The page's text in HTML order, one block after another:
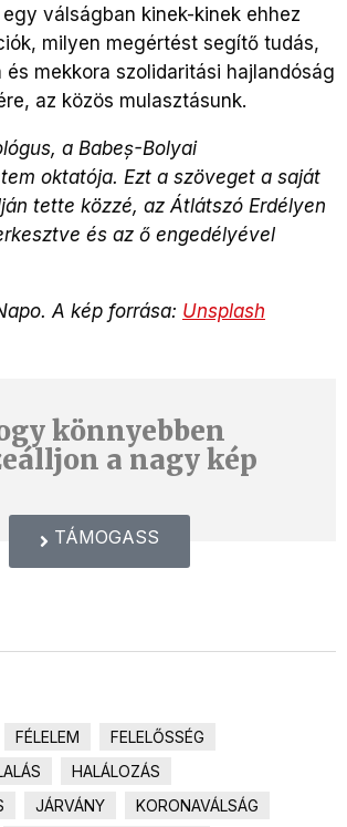
válságban kinek-kinek ehhez
milyen megértést segítő tudás,
és mekkora szolidaritási hajlandóság
az közös mulasztásunk.
a Babeș-Bolyai
oktatója. Ezt a szöveget a saját
tette közzé, az Átlátszó Erdélyen
és az ő engedélyével
A kép forrása: Unsplash
könnyebben
a nagy kép
TÁMOGASS
FÉLELEM
FELELŐSSÉG
HALÁLOZÁS
JÁRVÁNY
KORONAVÁLSÁG